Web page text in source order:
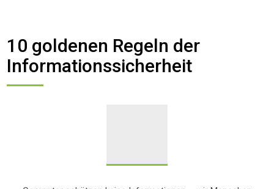
10 goldenen Regeln der
Informationssicherheit